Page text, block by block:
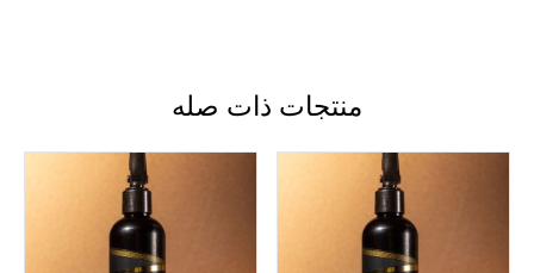
منتجات ذات صله